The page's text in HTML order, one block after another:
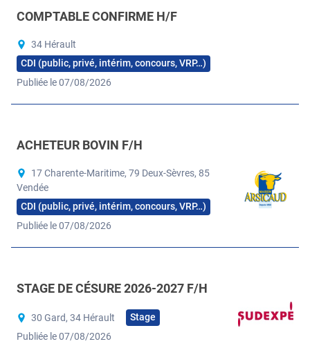
COMPTABLE CONFIRME H/F
34 Hérault
CDI (public, privé, intérim, concours, VRP…)
Publiée le 07/08/2026
ACHETEUR BOVIN F/H
17 Charente-Maritime, 79 Deux-Sèvres, 85
Vendée
CDI (public, privé, intérim, concours, VRP…)
Publiée le 07/08/2026
STAGE DE CÉSURE 2026-2027 F/H
30 Gard, 34 Hérault
Stage
Publiée le 07/08/2026